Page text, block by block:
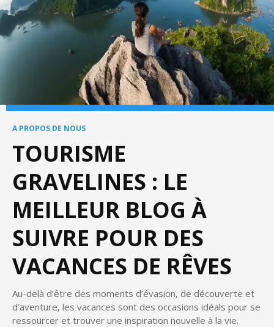
A PROPOS DE NOUS
TOURISME
GRAVELINES : LE
MEILLEUR BLOG À
SUIVRE POUR DES
VACANCES DE RÊVES
Au-delà d’être des moments d’évasion, de découverte et
d’aventure, les vacances sont des occasions idéals pour se
ressourcer et trouver une inspiration nouvelle à la vie.